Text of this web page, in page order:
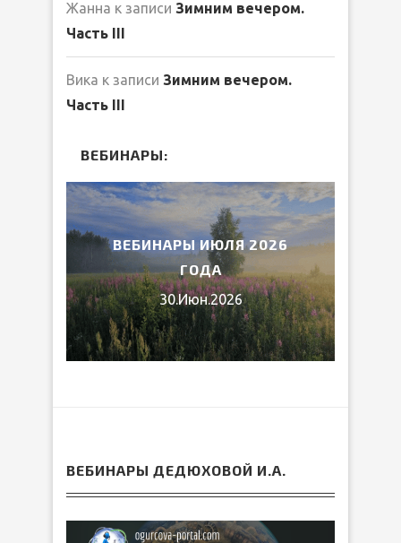
Жанна к записи Зимним вечером.
Часть III
Вика к записи Зимним вечером.
Часть III
ВЕБИНАРЫ:
ВЕБИНАРЫ ИЮЛЯ 2026
ГОДА
30.Июн.2026
ВЕБИНАРЫ ДЕДЮХОВОЙ И.А.